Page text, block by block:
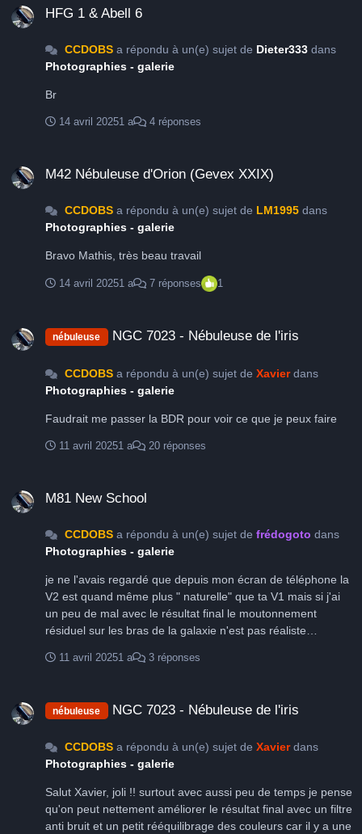
HFG 1 & Abell 6
CCDOBSa répondu à un(e) sujet de Dieter333dans
Photographies - galerie
Br
14 avril 20251 a 4 réponses
M42 Nébuleuse d'Orion (Gevex XXIX)
CCDOBSa répondu à un(e) sujet de LM1995dans
Photographies - galerie
Bravo Mathis, très beau travail
14 avril 20251 a 7 réponses 1
nébuleuse NGC 7023 - Nébuleuse de l'iris
CCDOBSa répondu à un(e) sujet de Xavierdans
Photographies - galerie
Faudrait me passer la BDR pour voir ce que je peux faire
11 avril 20251 a 20 réponses
M81 New School
CCDOBSa répondu à un(e) sujet de frédogoto dans
Photographies - galerie
je ne l'avais regardé que depuis mon écran de téléphone la
V2 est quand même plus " naturelle" que ta V1 mais si j'ai
un peu de mal avec le résultat final le moutonnement
résiduel sur les bras de la galaxie n'est pas réaliste
Vivement une V3 car le signal est là
11 avril 20251 a 3 réponses
nébuleuse NGC 7023 - Nébuleuse de l'iris
CCDOBSa répondu à un(e) sujet de Xavierdans
Photographies - galerie
Salut Xavier, joli !! surtout avec aussi peu de temps je pense
qu'on peut nettement améliorer le résultat final avec un filtre
anti bruit et un petit rééquilibrage des couleurs car il y a une